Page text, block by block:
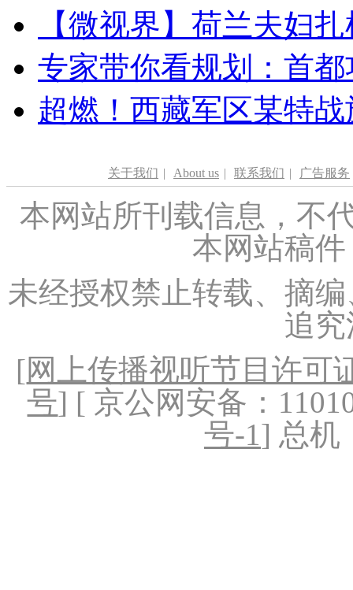
【微视界】荷兰夫妇
专家带你看规划：首
超燃！西藏军区某特
关于我们 | About us | 联系我们 | 广告服务
本网站所刊载信息，不
本网站稿
未经授权禁止转载、摘
追
[网上传播视听节目许可
号] [ 京公网安备：
号-1] 总机